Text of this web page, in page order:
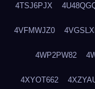
4TSJ6PJX
4VFMWJZ0
4WP2PW82
4XYOT662